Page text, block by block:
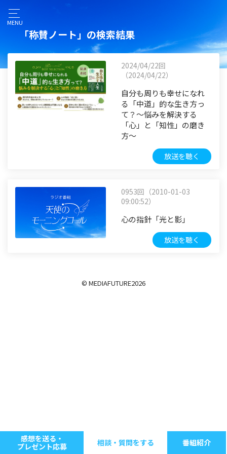
MENU
「称賛ノート」の検索結果
2024/04/22回
（2024/04/22）
自分も周りも幸せになれ
る「中道」的な生き方っ
て？～悩みを解決する
「心」と「知性」の磨き
方～
放送を聴く
0953回（2010-01-03
09:00:52）
心の指針「光と影」
放送を聴く
© MEDIAFUTURE2026
感想を送る・
プレゼント応募
相談・質問をする 番組紹介